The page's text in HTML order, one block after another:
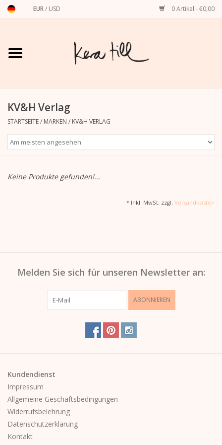
EUR/ USD 0 Artikel - €0,00
Startseite
Art Prints
Kera Kids
Kera Till X THERESIENTHAL
Kera Till X GMEINER
KV&H Verlag
STARTSEITE/ MARKEN / KV&H VERLAG
Keine Produkte gefunden!...
* Inkl. MwSt. zzgl. Versandkosten
Melden Sie sich für unseren Newsletter an:
ABONNIEREN
Kundendienst
Impressum
Allgemeine Geschäftsbedingungen
Widerrufsbelehrung
Datenschutzerklärung
Kontakt